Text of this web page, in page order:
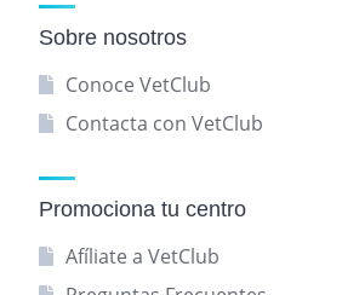
Sobre nosotros
Conoce VetClub
Contacta con VetClub
Promociona tu centro
Afíliate a VetClub